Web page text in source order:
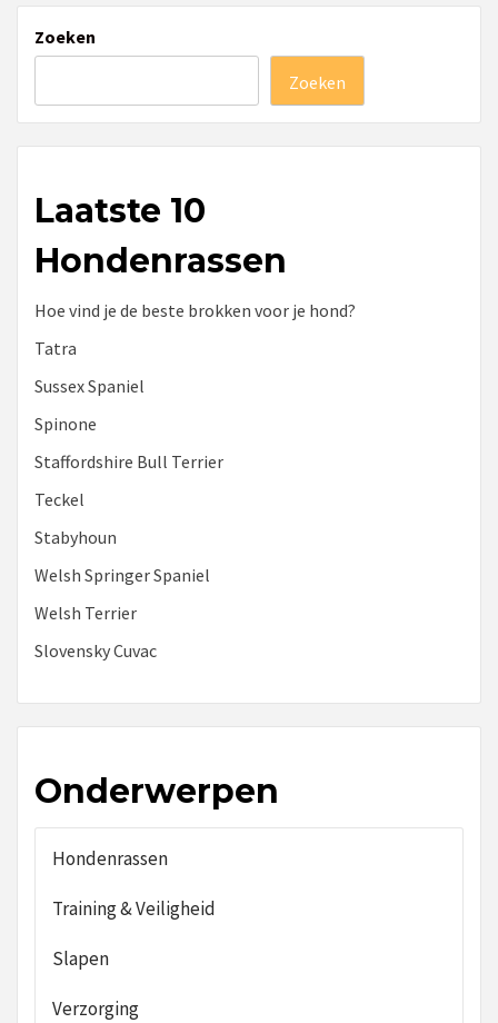
Zoeken
Zoeken
Laatste 10
Hondenrassen
Hoe vind je de beste brokken voor je hond?
Tatra
Sussex Spaniel
Spinone
Staffordshire Bull Terrier
Teckel
Stabyhoun
Welsh Springer Spaniel
Welsh Terrier
Slovensky Cuvac
Onderwerpen
Hondenrassen
Training & Veiligheid
Slapen
Verzorging